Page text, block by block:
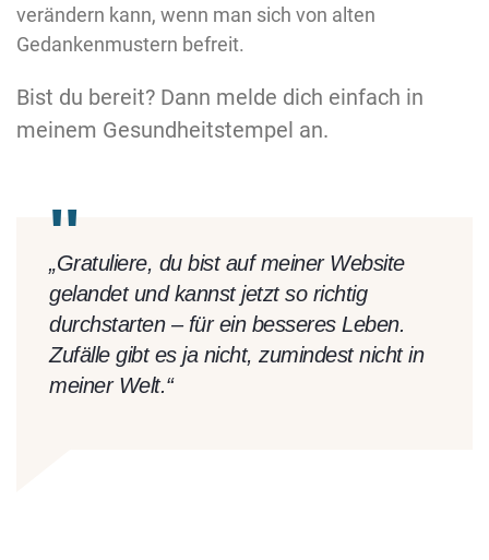
verändern kann, wenn man sich von alten
Gedankenmustern befreit.
Bist du bereit? Dann melde dich einfach in
meinem Gesundheitstempel an.
„Gratuliere, du bist auf meiner Website
gelandet und kannst jetzt so richtig
durchstarten – für ein besseres Leben.
Zufälle gibt es ja nicht, zumindest nicht in
meiner Welt.“